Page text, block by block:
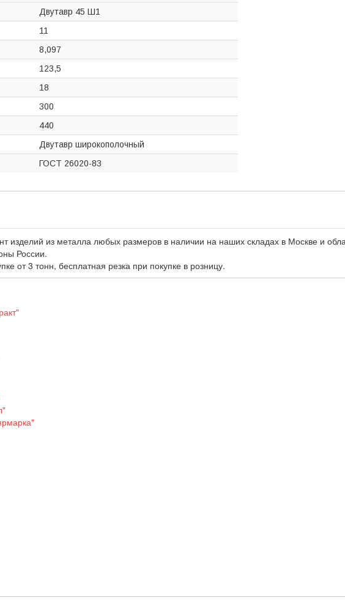
Двутавр 45 Ш1
11
8,097
123,5
18
300
440
Двутавр широкополочный
ГОСТ 26020-83
изделий из металла любых размеров в наличии на наших складах в Москве и
России.
от 3 тонн, бесплатная резка при покупке в розницу.